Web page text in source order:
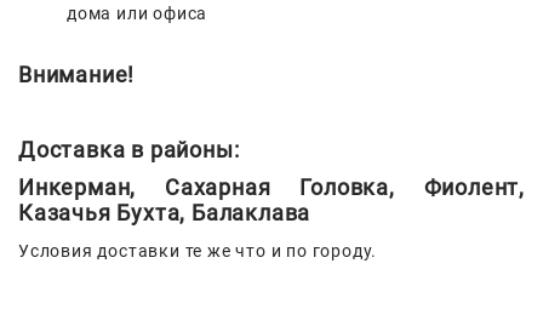
Освежители
Вода
Сад И
Огород
Средства
дома или офиса
Внимание!
Доставка в районы:
Инкерман, Сахарная Головка, Фиолент,
Казачья Бухта, Балаклава
Условия доставки те же что и по городу.